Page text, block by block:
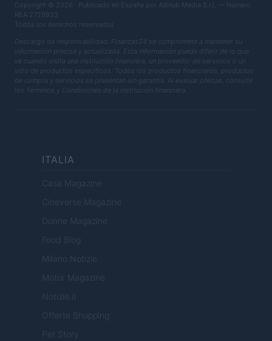
Copyright © 2026 · Publicado en España por AdHub Media S.r.l. — Número
REA 2729933
Todos los derechos reservados
Descargo de responsabilidad: Finanzas24 se compromete a mantener su
información precisa y actualizada. Esta información puede diferir de lo que
ve cuando visita una institución financiera, un proveedor de servicios o un
sitio de productos específicos. Todos los productos financieros, productos
de compra y servicios se presentan sin garantía. Al evaluar ofertas, consulte
los Términos y Condiciones de la institución financiera.
ITALIA
Casa Magazine
Cineverse Magazine
Donne Magazine
Food Blog
Milano Notizie
Motor Magazine
Notizie.it
Offerte Shopping
Pet Story